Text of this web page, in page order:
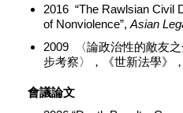
2016 “The Rawlsian Civil
of Nonviolence”, Asian
2009 〈論政治性的敵友
步考察〉，《世新法學》
會議論文